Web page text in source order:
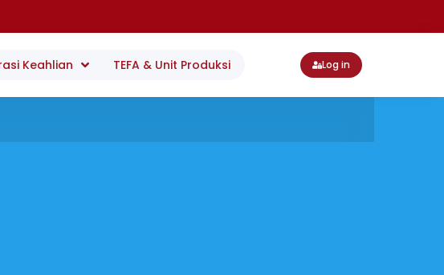
Keahlian TEFA & Unit Produksi Log in